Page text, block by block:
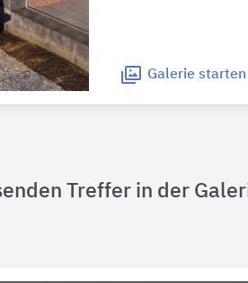
Galerie starten
Treffer in der